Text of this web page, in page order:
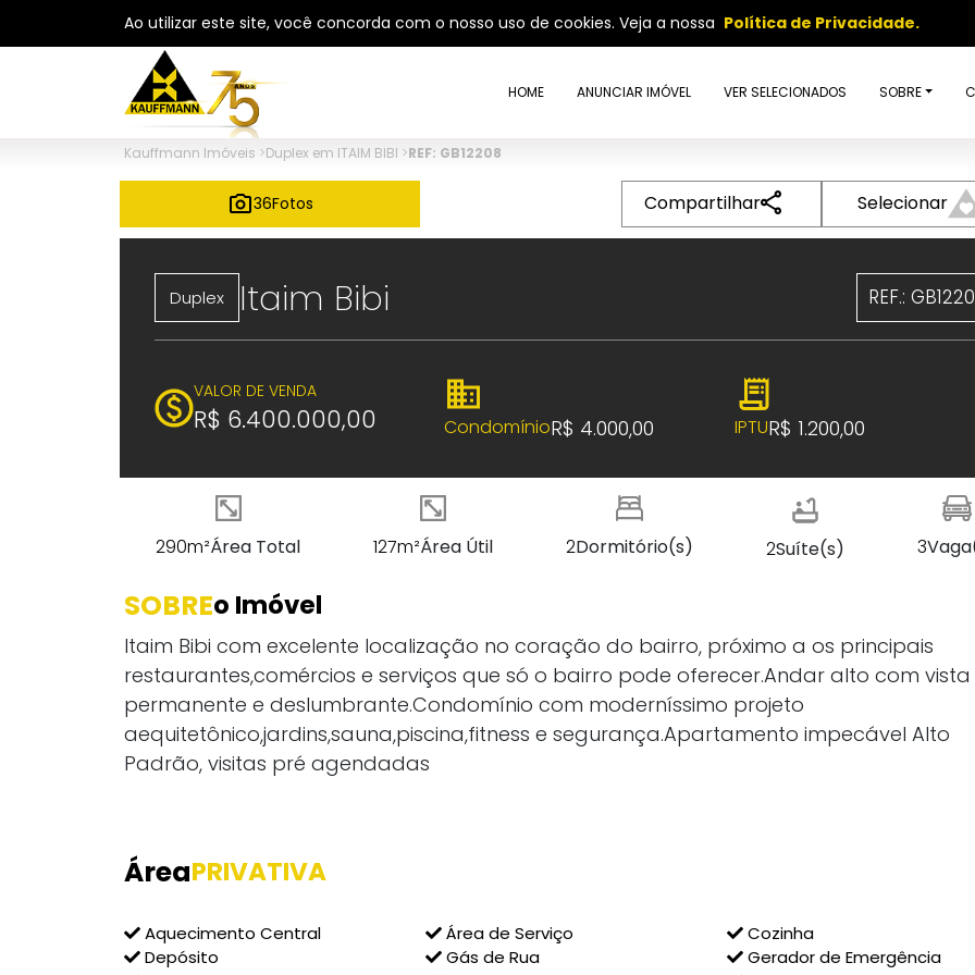
Ao utilizar este site, você concorda com o nosso uso de cookies. Veja a nossa Política de Privacidade.
HOME ANUNCIAR IMÓVEL VER SELECIONADOS SOBRE
Kauffmann Imóveis >Duplex em ITAIM BIBI >REF: GB12208
36Fotos Compartilhar Selecionar
Duplex Itaim Bibi REF.:
VALOR DE VENDA
R$ 6.400.000,00 CondomínioR$ 4.000,00 IPTUR$ 1.200,00
290m²Área Total 127m²Área Útil 2Dormitório(s) 2Suíte(s) 3
SOBREo Imóvel
Itaim Bibi com excelente localização no coração do bairro, próximo a os principais
restaurantes,comércios e serviços que só o bairro pode oferecer.Andar alto com vista
permanente e deslumbrante.Condomínio com moderníssimo projeto
aequitetônico,jardins,sauna,piscina,fitness e segurança.Apartamento impecável Alto
Padrão, visitas pré agendadas
ÁreaPRIVATIVA
Aquecimento Central Área de Serviço
Cozinha
Depósito
Gás de Rua
Gerador de Emergência